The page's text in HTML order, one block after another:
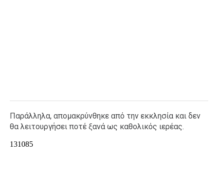
Παράλληλα, απομακρύνθηκε από την εκκλησία και δεν
θα λειτουργήσει ποτέ ξανά ως καθολικός ιερέας.